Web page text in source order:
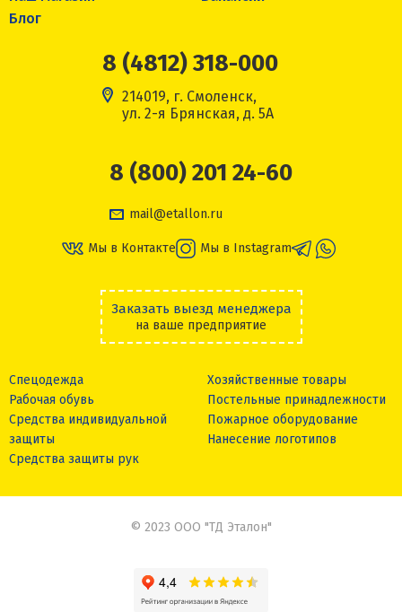
Блог
8 (4812) 318-000
214019, г. Смоленск,
ул. 2-я Брянская, д. 5А
8 (800) 201 24-60
mail@etallon.ru
Мы в Контакте Мы в Instagram
Заказать выезд менеджера
на ваше предприятие
Спецодежда
Рабочая обувь
Средства индивидуальной
защиты
Средства защиты рук
Хозяйственные товары
Постельные принадлежности
Пожарное оборудование
Нанесение логотипов
© 2023 ООО "ТД Эталон"